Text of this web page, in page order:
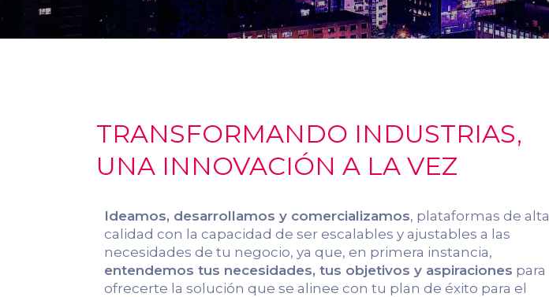
TRANSFORMANDO INDUSTRIAS,
UNA INNOVACIÓN A LA VEZ
Ideamos, desarrollamos y comercializamos, plataformas de alta
calidad con la capacidad de ser escalables y ajustables a las
necesidades de tu negocio, ya que, en primera instancia,
entendemos tus necesidades, tus objetivos y aspiraciones para
ofrecerte la solución que se alinee con tu plan de éxito para el